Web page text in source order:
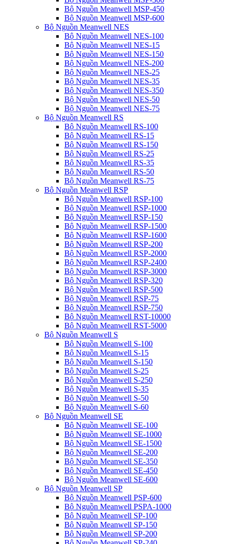
Bộ Nguồn Meanwell MSP-450
Bộ Nguồn Meanwell MSP-600
Bộ Nguồn Meanwell NES
Bộ Nguồn Meanwell NES-100
Bộ Nguồn Meanwell NES-15
Bộ Nguồn Meanwell NES-150
Bộ Nguồn Meanwell NES-200
Bộ Nguồn Meanwell NES-25
Bộ Nguồn Meanwell NES-35
Bộ Nguồn Meanwell NES-350
Bộ Nguồn Meanwell NES-50
Bộ Nguồn Meanwell NES-75
Bộ Nguồn Meanwell RS
Bộ Nguồn Meanwell RS-100
Bộ Nguồn Meanwell RS-15
Bộ Nguồn Meanwell RS-150
Bộ Nguồn Meanwell RS-25
Bộ Nguồn Meanwell RS-35
Bộ Nguồn Meanwell RS-50
Bộ Nguồn Meanwell RS-75
Bộ Nguồn Meanwell RSP
Bộ Nguồn Meanwell RSP-100
Bộ Nguồn Meanwell RSP-1000
Bộ Nguồn Meanwell RSP-150
Bộ Nguồn Meanwell RSP-1500
Bộ Nguồn Meanwell RSP-1600
Bộ Nguồn Meanwell RSP-200
Bộ Nguồn Meanwell RSP-2000
Bộ Nguồn Meanwell RSP-2400
Bộ Nguồn Meanwell RSP-3000
Bộ Nguồn Meanwell RSP-320
Bộ Nguồn Meanwell RSP-500
Bộ Nguồn Meanwell RSP-75
Bộ Nguồn Meanwell RSP-750
Bộ Nguồn Meanwell RST-10000
Bộ Nguồn Meanwell RST-5000
Bộ Nguồn Meanwell S
Bộ Nguồn Meanwell S-100
Bộ Nguồn Meanwell S-15
Bộ Nguồn Meanwell S-150
Bộ Nguồn Meanwell S-25
Bộ Nguồn Meanwell S-250
Bộ Nguồn Meanwell S-35
Bộ Nguồn Meanwell S-50
Bộ Nguồn Meanwell S-60
Bộ Nguồn Meanwell SE
Bộ Nguồn Meanwell SE-100
Bộ Nguồn Meanwell SE-1000
Bộ Nguồn Meanwell SE-1500
Bộ Nguồn Meanwell SE-200
Bộ Nguồn Meanwell SE-350
Bộ Nguồn Meanwell SE-450
Bộ Nguồn Meanwell SE-600
Bộ Nguồn Meanwell SP
Bộ Nguồn Meanwell PSP-600
Bộ Nguồn Meanwell PSPA-1000
Bộ Nguồn Meanwell SP-100
Bộ Nguồn Meanwell SP-150
Bộ Nguồn Meanwell SP-200